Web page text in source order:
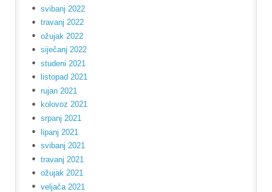
svibanj 2022
travanj 2022
ožujak 2022
siječanj 2022
studeni 2021
listopad 2021
rujan 2021
kolovoz 2021
srpanj 2021
lipanj 2021
svibanj 2021
travanj 2021
ožujak 2021
veljača 2021